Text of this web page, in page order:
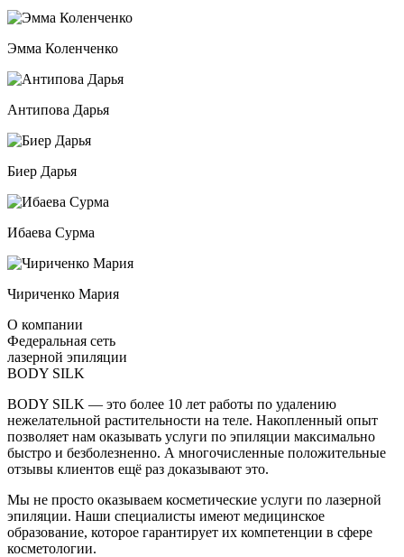
Эмма Коленченко
Антипова Дарья
Биер Дарья
Ибаева Сурма
Чириченко Мария
О компании
Федеральная сеть
лазерной эпиляции
BODY SILK
BODY SILK — это более 10 лет работы по удалению
нежелательной растительности на теле. Накопленный опыт
позволяет нам оказывать услуги по эпиляции максимально
быстро и безболезненно. А многочисленные положительные
отзывы клиентов ещё раз доказывают это.
Мы не просто оказываем косметические услуги по лазерной
эпиляции. Наши специалисты имеют медицинское
образование, которое гарантирует их компетенции в сфере
косметологии.